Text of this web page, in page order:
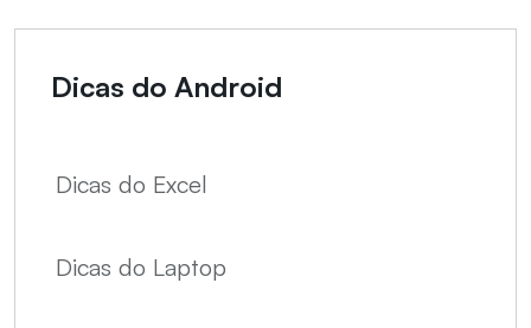
Dicas do Android
Dicas do Excel
Dicas do Laptop